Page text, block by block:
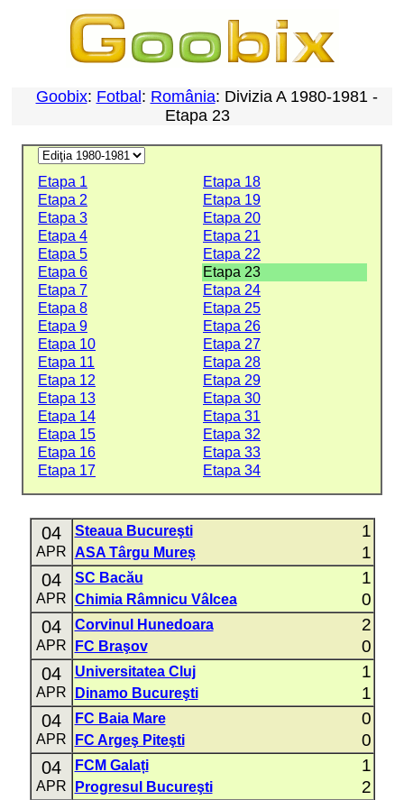
Goobix: Fotbal : România: Divizia A 1980-1981 -
Etapa 23
Etapa 1
Etapa 18
Etapa 2
Etapa 19
Etapa 3
Etapa 20
Etapa 4
Etapa 21
Etapa 5
Etapa 22
Etapa 6
Etapa 23
Etapa 7
Etapa 24
Etapa 8
Etapa 25
Etapa 9
Etapa 26
Etapa 10
Etapa 27
Etapa 11
Etapa 28
Etapa 12
Etapa 29
Etapa 13
Etapa 30
Etapa 14
Etapa 31
Etapa 15
Etapa 32
Etapa 16
Etapa 33
Etapa 17
Etapa 34
04
APR
Steaua Bucureşti 1
ASA Târgu Mureș 1
04
APR
SC Bacău 1
Chimia Râmnicu Vâlcea 0
04
APR
Corvinul Hunedoara 2
FC Braşov 0
04
APR
Universitatea Cluj 1
Dinamo Bucureşti 1
04
APR
FC Baia Mare 0
FC Argeş Piteşti 0
04
APR
FCM Galați 1
Progresul Bucureşti 2